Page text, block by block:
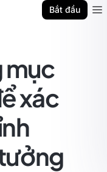
Bắt đầu
mục
xác